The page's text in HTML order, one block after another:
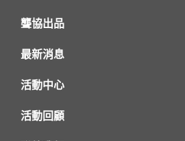
聾協出品
最新消息
活動中心
活動回顧